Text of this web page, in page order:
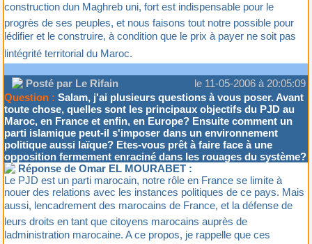
construction dun Maghreb uni, fort est indispensable pour le
progrès de ses peuples, et nous faisons tout notre possible pour
lédifier et le construire, à condition que le prix à payer ne soit pas
lintégrité territorial du Maroc.
Posté par Le Rifain
le 11-05-2006 à 20:05:09
Question : Salam, j'ai plusieurs questions à vous poser. Avant
toute chose, quelles sont les principaux objectifs du PJD au
Maroc, en France et enfin, en Europe? Ensuite comment un
parti islamique peut-il s'imposer dans un environnement
politique aussi laïque? Etes-vous prêt à faire face à une
opposition fermement enraciné dans les rouages du système?
Réponse de Omar EL MOURABET :
Le PJD est un parti marocain, notre rôle en France se limite à
nouer des relations avec les instances politiques de ce pays. Mais
aussi, lencadrement des marocains de France, et la défense de
leurs droits en tant que citoyens marocains auprès de
ladministration marocaine. A ce propos, je rappelle que ces